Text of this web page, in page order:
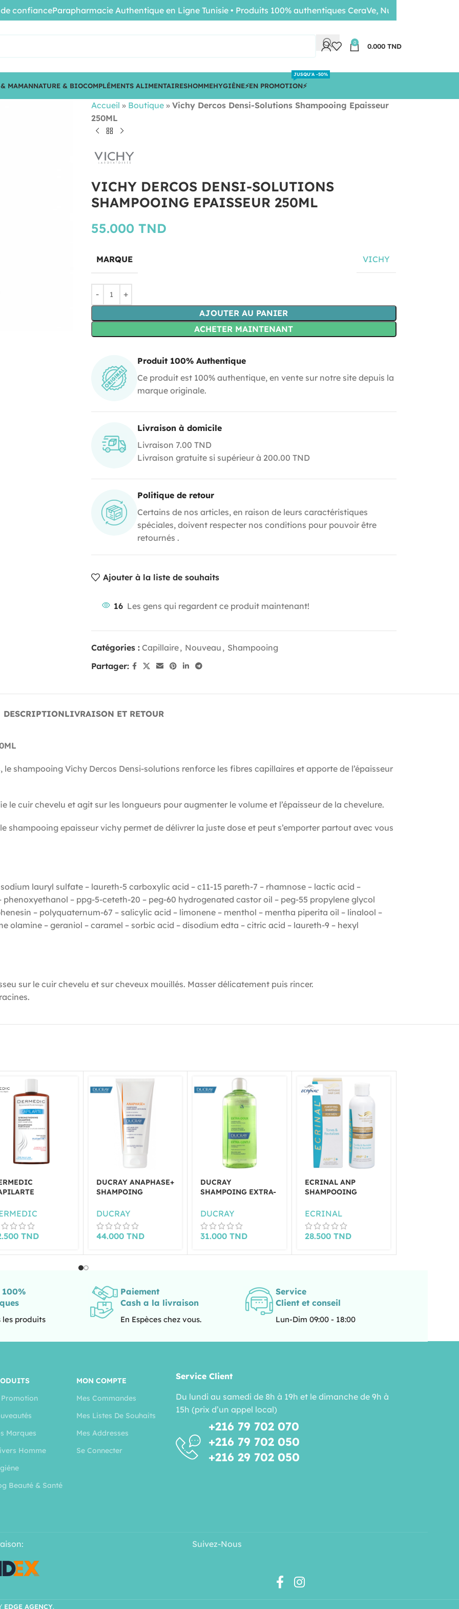
0 0.000 TND
MAMANNATURE & BIOCOMPLÉMENTS ALIMENTAIRESHOMMEHYGIÈNE⚡️EN PROMOTION⚡️
JUSQU'A -50%
Accueil » Boutique» Vichy Dercos Densi-Solutions Shampooing Epaisseur
250ML
VICHY DERCOS DENSI-SOLUTIONS
SHAMPOOING EPAISSEUR 250ML
55.000 TND
MARQUE VICHY
AJOUTER AU PANIER
ACHETER MAINTENANT
Produit 100% Authentique
Ce produit est 100% authentique, en vente sur notre site depuis la
marque originale.
Livraison à domicile
Livraison 7.00 TND
Livraison gratuite si supérieur à 200.00 TND
Politique de retour
Certains de nos articles, en raison de leurs caractéristiques
spéciales, doivent respecter nos conditions pour pouvoir être
retournés .
Ajouter à la liste de souhaits
16 Les gens qui regardent ce produit maintenant!
Catégories : Capillaire, Nouveau , Shampooing
Partager:
DESCRIPTIONLIVRAISON ET RETOUR
shampooing Vichy Dercos Densi-solutions renforce les fibres capillaires et apporte de l’épaisseur
cuir chevelu et agit sur les longueurs pour augmenter le volume et l’épaisseur de la chevelure.
epaisseur vichy permet de délivrer la juste dose et peut s’emporter partout avec vous
lauryl sulfate – laureth-5 carboxylic acid – c11-15 pareth-7 – rhamnose – lactic acid –
– ppg-5-ceteth-20 – peg-60 hydrogenated castor oil – peg-55 propylene glycol
– polyquaternum-67 – salicylic acid – limonene – menthol – mentha piperita oil – linalool –
olamine – geraniol – caramel – sorbic acid – disodium edta – citric acid – laureth-9 – hexyl
sur le cuir chevelu et sur cheveux mouillés. Masser délicatement puis rincer.
300ML
TND
DUCRAY ANAPHASE+
SHAMPOING
ANTICHUTE 200 ML
DUCRAY
44.000 TND
DUCRAY
SHAMPOING EXTRA-
DUCRAY
31.000TND
ECRINAL ANP
SHAMPOOING
200ML
ECRINAL
28.500 TND
les produits
Paiement
Cash a la livraison
En Espèces chez vous.
Service
Client et conseil
Lun-Dim 09:00 - 18:00
Promotion
Marques
Homme
Beauté & Santé
MON COMPTE
Mes Commandes
Mes Listes De Souhaits
Mes Addresses
Se Connecter
Service Client
Du lundi au samedi de 8h à 19h et le dimanche de 9h à
15h (prix d’un appel local)
+216 79 702 070
+216 79 702 050
+216 29 702 050
Suivez-Nous
EDGE AGENCY.
Parapharmacie Authentique en Ligne Tunisie • Produits 100% authentiques CeraVe, Nuxe, Bioderma •